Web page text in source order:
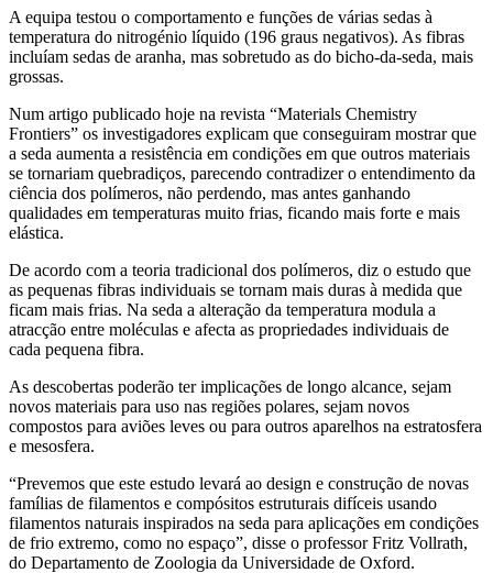
A equipa testou o comportamento e funções de várias sedas à
temperatura do nitrogénio líquido (196 graus negativos). As fibras
incluíam sedas de aranha, mas sobretudo as do bicho-da-seda, mais
grossas.
Num artigo publicado hoje na revista “Materials Chemistry
Frontiers” os investigadores explicam que conseguiram mostrar que
a seda aumenta a resistência em condições em que outros materiais
se tornariam quebradiços, parecendo contradizer o entendimento da
ciência dos polímeros, não perdendo, mas antes ganhando
qualidades em temperaturas muito frias, ficando mais forte e mais
elástica.
De acordo com a teoria tradicional dos polímeros, diz o estudo que
as pequenas fibras individuais se tornam mais duras à medida que
ficam mais frias. Na seda a alteração da temperatura modula a
atracção entre moléculas e afecta as propriedades individuais de
cada pequena fibra.
As descobertas poderão ter implicações de longo alcance, sejam
novos materiais para uso nas regiões polares, sejam novos
compostos para aviões leves ou para outros aparelhos na estratosfera
e mesosfera.
“Prevemos que este estudo levará ao design e construção de novas
famílias de filamentos e compósitos estruturais difíceis usando
filamentos naturais inspirados na seda para aplicações em condições
de frio extremo, como no espaço”, disse o professor Fritz Vollrath,
do Departamento de Zoologia da Universidade de Oxford.